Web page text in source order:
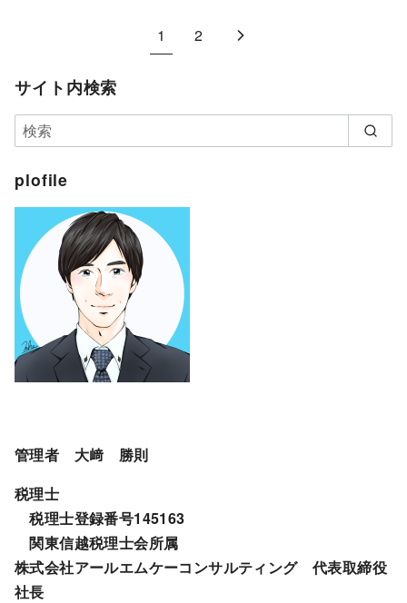
1 2
サイト内検索
plofile
管理者 大﨑 勝則
税理士
税理士登録番号145163
関東信越税理士会所属
株式会社アールエムケーコンサルティング 代表取締役
社長